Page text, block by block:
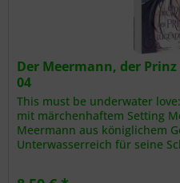
Der Meermann, der
04
This must be underwater
mit märchenhaftem Setting
Meermann aus königlichem
Unterwasserreich für seine